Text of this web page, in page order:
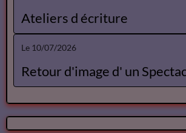
Ateliers d écriture
Le 10/07/2026
Retour d'image d' un